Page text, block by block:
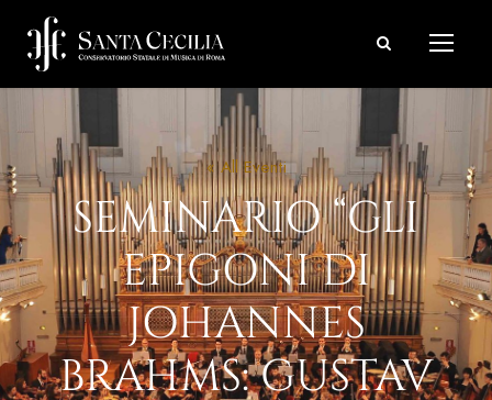
« All Eventi
SEMINARIO “GLI
EPIGONI DI
JOHANNES
BRAHMS: GUSTAV